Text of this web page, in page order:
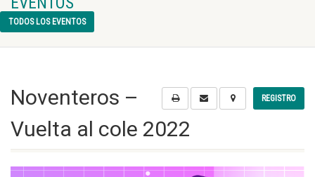
TODOS LOS EVENTOS
REGISTRO
Noventeros –
Vuelta al cole 2022